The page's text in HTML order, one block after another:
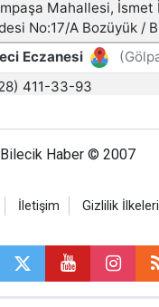
Bilecik Haber © 2007
İletişim Gizlilik İlkeleri